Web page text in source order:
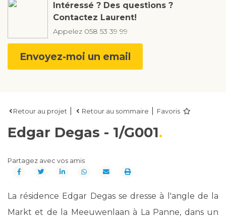
Intéressé ? Des questions ?
Contactez Laurent!
Appelez 058 53 39 99
Envoyez-moi un email
Retour au projet Retour au sommaire Favoris
Edgar Degas - 1/G001
Partagez avec vos amis
La résidence Edgar Degas se dresse à l'angle de la
Markt et de la Meeuwenlaan à La Panne, dans un